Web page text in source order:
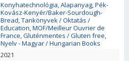
Konyhatechnológia,Alapanyag,Pék-
Kovász-Kenyér/Baker-Sourdough-
Bread,Tankönyvek / Oktatás /
Education,MOF/Meilleur Ouvrier de
France,Gluténmentes / Gluten free,
Nyelv - Magyar / Hungarian Books
2021